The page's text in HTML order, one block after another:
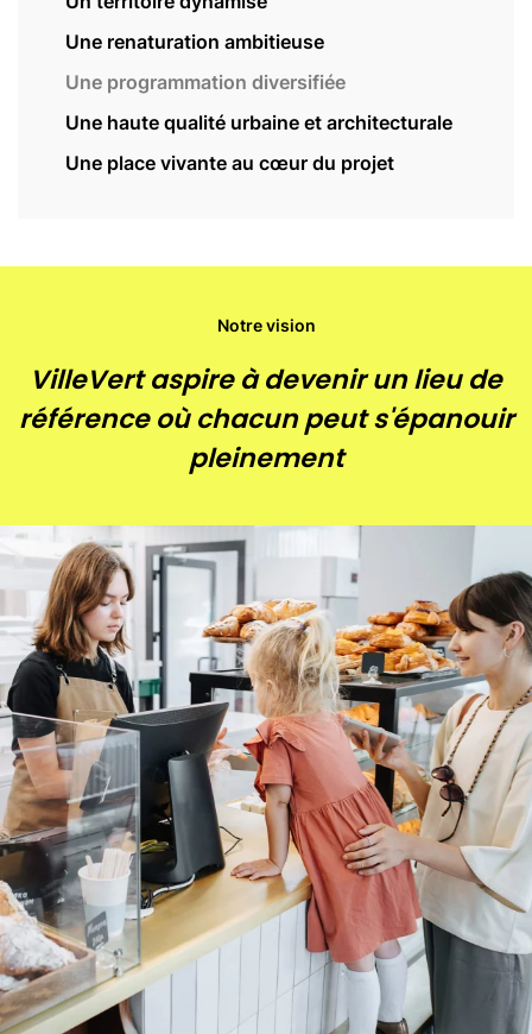
CASGBS
Actualité
Agenda
Contact
Une renaturation ambitieuse
Une programmation diversifiée
Une haute qualité urbaine et architecturale
Une place vivante au cœur du projet
Notre vision
VilleVert aspire à devenir un lieu de
référence où chacun peut s'épanouir
pleinement